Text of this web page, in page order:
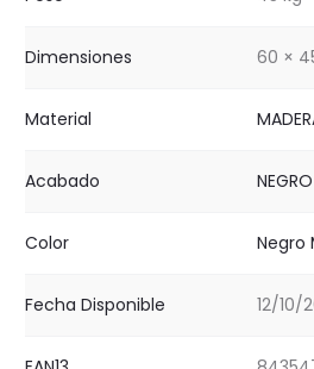
Dimensiones 60 ×
Material
Acabado
Color Negro
Fecha Disponible 12/10/